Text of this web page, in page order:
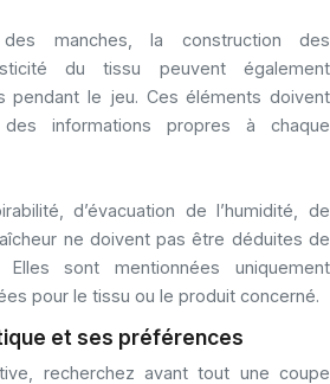
manches, la construction des
du tissu peuvent également
pendant le jeu. Ces éléments doivent
informations propres à chaque
d’évacuation de l’humidité, de
ne doivent pas être déduites de
Elles sont mentionnées uniquement
pour le tissu ou le produit concerné.
et ses préférences
recherchez avant tout une coupe